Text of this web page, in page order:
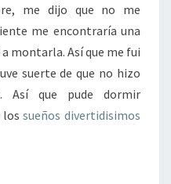
me dijo que no me
me encontraría una
montarla. Así que me fui
suerte de que no hizo
Así que pude dormir
lossueños divertidisimos